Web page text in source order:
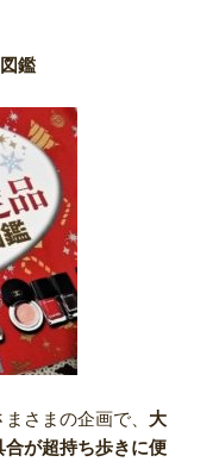
鑑
さまの企画で、 大
が超持ち歩きに便